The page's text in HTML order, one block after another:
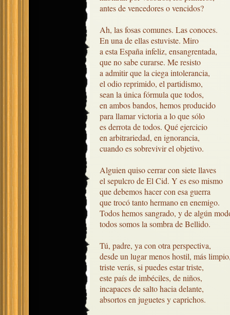
antes de vencedores o vencidos?
Ah, las fosas comunes. Las conoces.
En una de ellas estuviste. Miro
a esta España infeliz, ensangrentada,
que no sabe curarse. Me resisto
a admitir que la ciega intolerancia,
el odio reprimido, el partidismo,
sean la única fórmula que todos,
en ambos bandos, hemos producido
para llamar victoria a lo que sólo
es derrota de todos. Qué ejercicio
en arbitrariedad, en ignorancia,
cuando es sobrevivir el objetivo.
Alguien quiso cerrar con siete llaves
el sepulcro de El Cid. Y es eso mismo
que debemos hacer con esa guerra
que trocó tanto hermano en enemigo.
Todos hemos sangrado, y de algún
todos somos la sombra de Bellido.
Tú, padre, ya con otra perspectiva,
desde un lugar menos hostil, más
triste verás, si puedes estar triste,
este país de imbéciles, de niños,
incapaces de salto hacia delante,
absortos en juguetes y caprichos.